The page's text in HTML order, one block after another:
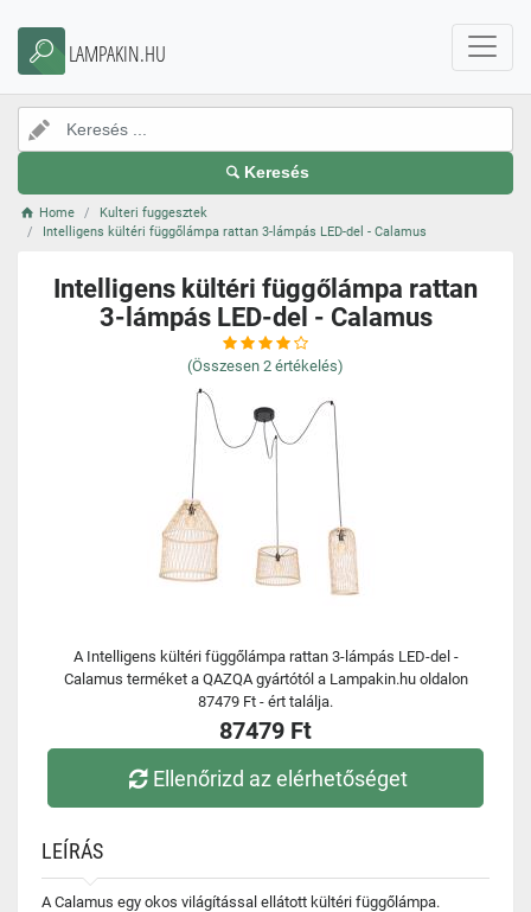
LAMPAKIN.HU
Keresés
Home
Kulteri fuggesztek
Intelligens kültéri függőlámpa rattan 3-lámpás LED-del - Calamus
Intelligens kültéri függőlámpa rattan
3-lámpás LED-del - Calamus
(Összesen 2 értékelés)
A Intelligens kültéri függőlámpa rattan 3-lámpás LED-del -
Calamus terméket a QAZQA gyártótól a Lampakin.hu oldalon
87479 Ft - ért találja.
87479 Ft
Ellenőrizd az elérhetőséget
LEÍRÁS
A Calamus egy okos világítással ellátott kültéri függőlámpa.